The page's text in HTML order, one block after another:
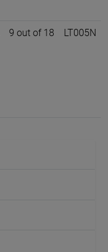
9 out of 18 LT005N